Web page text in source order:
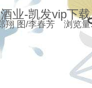
业-凯发vip下载
翔 图/李春芳 浏览